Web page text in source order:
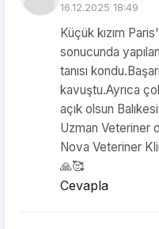
16.12.2025 18:49
Küçük kızım
sonucunda
tanısı
kavuştu.Ayrıca
açık olsun
Uzman Veteriner
Nova Veteriner
🙏🥰
Cevapla